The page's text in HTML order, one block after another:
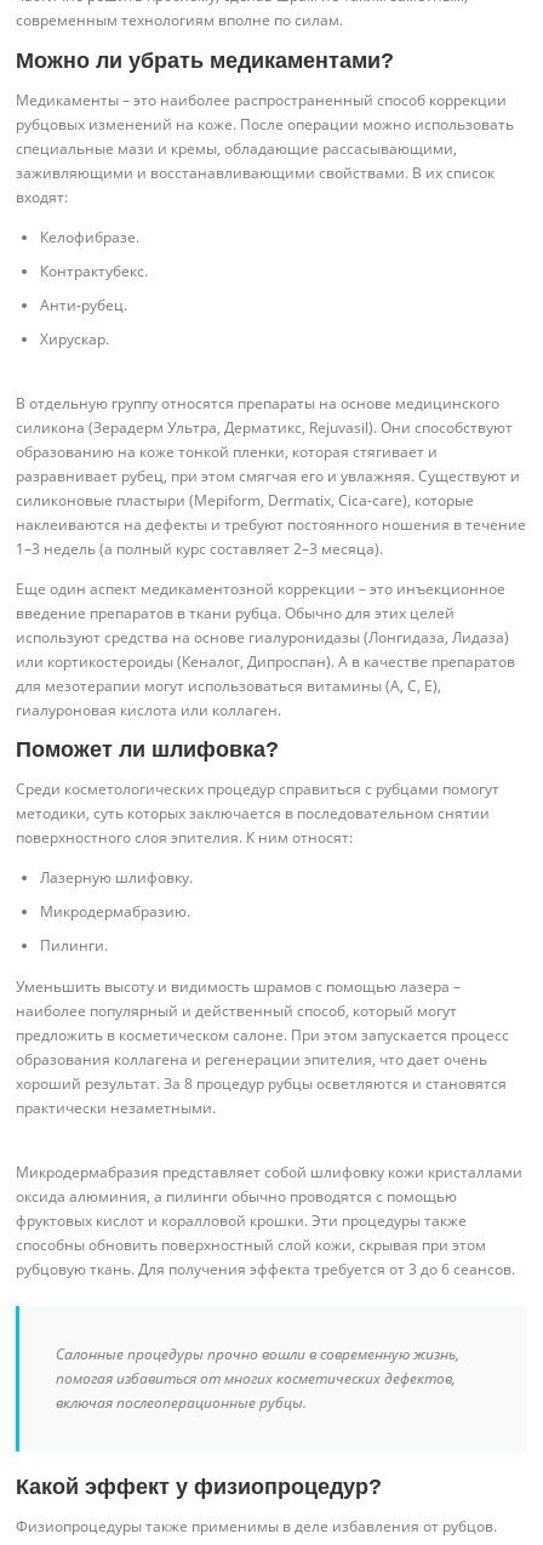
современным технологиям вполне по силам.
Можно ли убрать медикаментами?
Медикаменты – это наиболее распространенный способ коррекции
рубцовых изменений на коже. После операции можно использовать
специальные мази и кремы, обладающие рассасывающими,
заживляющими и восстанавливающими свойствами. В их список
входят:
Келофибразе.
Контрактубекс.
Анти-рубец.
Хирускар.
В отдельную группу относятся препараты на основе медицинского
силикона (Зерадерм Ультра, Дерматикс, Rejuvasil). Они способствуют
образованию на коже тонкой пленки, которая стягивает и
разравнивает рубец, при этом смягчая его и увлажняя. Существуют и
силиконовые пластыри (Mepiform, Dermatix, Cica-care), которые
наклеиваются на дефекты и требуют постоянного ношения в течение
1–3 недель (а полный курс составляет 2–3 месяца).
Еще один аспект медикаментозной коррекции – это инъекционное
введение препаратов в ткани рубца. Обычно для этих целей
используют средства на основе гиалуронидазы (Лонгидаза, Лидаза)
или кортикостероиды (Кеналог, Дипроспан). А в качестве препаратов
для мезотерапии могут использоваться витамины (A, C, E),
гиалуроновая кислота или коллаген.
Поможет ли шлифовка?
Среди косметологических процедур справиться с рубцами помогут
методики, суть которых заключается в последовательном снятии
поверхностного слоя эпителия. К ним относят:
Лазерную шлифовку.
Микродермабразию.
Пилинги.
Уменьшить высоту и видимость шрамов с помощью лазера –
наиболее популярный и действенный способ, который могут
предложить в косметическом салоне. При этом запускается процесс
образования коллагена и регенерации эпителия, что дает очень
хороший результат. За 8 процедур рубцы осветляются и становятся
практически незаметными.
Микродермабразия представляет собой шлифовку кожи кристаллами
оксида алюминия, а пилинги обычно проводятся с помощью
фруктовых кислот и коралловой крошки. Эти процедуры также
способны обновить поверхностный слой кожи, скрывая при этом
рубцовую ткань. Для получения эффекта требуется от 3 до 6 сеансов.
Салонные процедуры прочно вошли в современную жизнь,
помогая избавиться от многих косметических дефектов,
включая послеоперационные рубцы.
Какой эффект у физиопроцедур?
Физиопроцедуры также применимы в деле избавления от рубцов.